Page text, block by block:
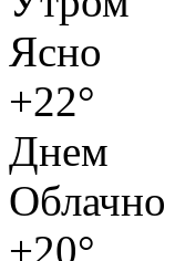
Ясно
+22°
Днем
Облачно
+20°